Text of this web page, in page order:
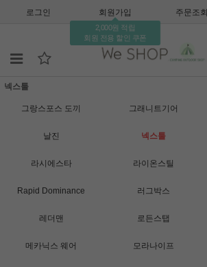
로그인 회원가입
2,000원 적립
회원 전용 할인 쿠폰
주문조회
넥스툴
그랑스포스 도끼 그래니트기어
날진 넥스툴
라시에스타 라이온스틸
Rapid Dominance 러그박스
레더맨 로든스탭
메카닉스 웨어 모라나이프